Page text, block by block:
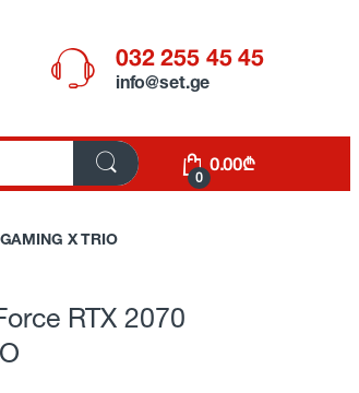
032 255 45 45
info@set.ge
0
0.00₾
X TRIO
RTX 2070